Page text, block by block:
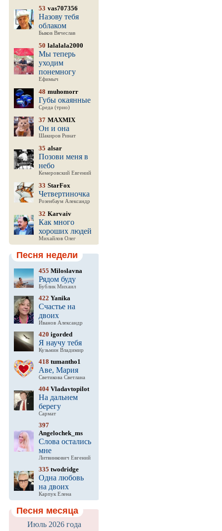
53 vas707356
Назову тебя
облаком
Быков Вячеслав
50 lalalala2000
Мы теперь
уходим
понемногу
Ефимыч
48 muhomorr
Губы окаянные
Среда (трио)
37 MAXMIX
Он и она
Шакиров Ринат
35 alsar
Позови меня в
небо
Кемеровский Евгений
33 StarFox
Четвертиночка
Розенбаум Александр
32 Karvaiv
Как много
хороших людей
Михайлов Олег
Песня недели
455 Miloslavna
Рядом буду
Бублик Михаил
422 Yanika
Счастье на
двоих
Иванов Александр
420 igorded
Я научу тебя
Кузьмин Владимир
418 tumantho1
Аве, Мария
Светикова Светлана
404 Vladavtopilot
На дальнем
берегу
Сармат
397
Angelochek_ms
Слова остались
мне
Литвинкович Евгений
335 twodridge
Одна любовь
на двоих
Карпук Елена
Песня месяца
Июль 2026 года